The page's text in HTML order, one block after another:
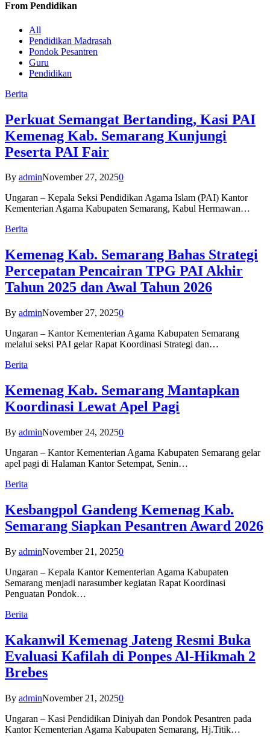
From Pendidikan
All
Pendidikan Madrasah
Pondok Pesantren
Guru
Pendidikan
Berita
Perkuat Semangat Bertanding, Kasi PAI
Kemenag Kab. Semarang Kunjungi
Peserta PAI Fair
By adminNovember 27, 20250
Ungaran – Kepala Seksi Pendidikan Agama Islam (PAI) Kantor
Kementerian Agama Kabupaten Semarang, Kabul Hermawan…
Berita
Kemenag Kab. Semarang Bahas Strategi
Percepatan Pencairan TPG PAI Akhir
Tahun 2025 dan Awal Tahun 2026
By adminNovember 27, 20250
Ungaran – Kantor Kementerian Agama Kabupaten Semarang
melalui seksi PAI gelar Rapat Koordinasi Strategi dan…
Berita
Kemenag Kab. Semarang Mantapkan
Koordinasi Lewat Apel Pagi
By adminNovember 24, 20250
Ungaran – Kantor Kementerian Agama Kabupaten Semarang gelar
apel pagi di Halaman Kantor Setempat, Senin…
Berita
Kesbangpol Gandeng Kemenag Kab.
Semarang Siapkan Pesantren Award 2026
By adminNovember 21, 20250
Ungaran – Kepala Kantor Kementerian Agama Kabupaten
Semarang menjadi narasumber kegiatan Rapat Koordinasi
Penguatan Pondok…
Berita
Kakanwil Kemenag Jateng Resmi Buka
Evaluasi Kafilah di Ponpes Al-Hikmah 2
Brebes
By adminNovember 21, 20250
Ungaran – Kasi Pendidikan Diniyah dan Pondok Pesantren pada
Kantor Kementerian Agama Kabupaten Semarang, Hj.Titik…